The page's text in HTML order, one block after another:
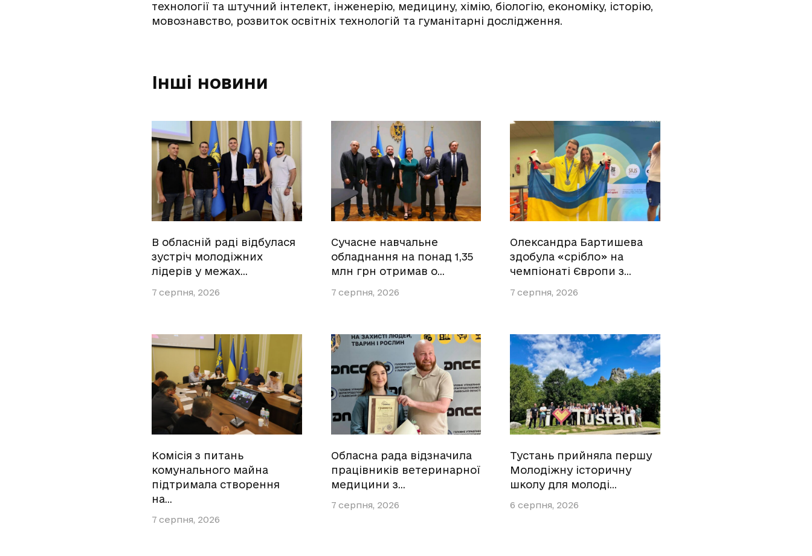
технології та штучний інтелект, інженерію, медицину, хімію, біологію, економіку, історію,
мовознавство, розвиток освітніх технологій та гуманітарні дослідження.
Інші новини
В обласній раді відбулася
зустріч молодіжних
лідерів у межах…
7 серпня, 2026
Сучасне навчальне
обладнання на понад 1,35
млн грн отримав о…
7 серпня, 2026
Олександра Бартишева
здобула «срібло» на
чемпіонаті Європи з…
7 серпня, 2026
Комісія з питань
комунального майна
підтримала створення
на…
7 серпня, 2026
Обласна рада відзначила
працівників ветеринарної
медицини з…
7 серпня, 2026
Тустань прийняла першу
Молодіжну історичну
школу для молоді…
6 серпня, 2026